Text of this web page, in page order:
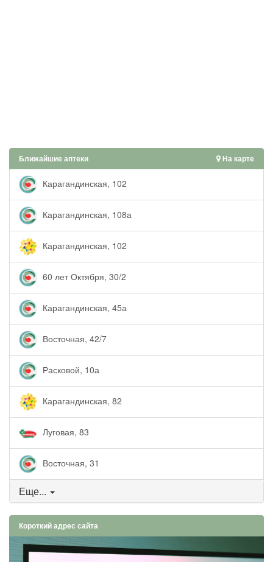
Ближайшие аптеки На карте
Карагандинская, 102
Карагандинская, 108а
Карагандинская, 102
60 лет Октября, 30/2
Карагандинская, 45а
Восточная, 42/7
Расковой, 10а
Карагандинская, 82
Луговая, 83
Восточная, 31
Еще...
Короткий адрес сайта